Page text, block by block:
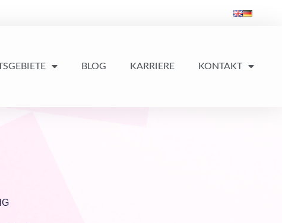
BLOG KARRIERE KONTAKT